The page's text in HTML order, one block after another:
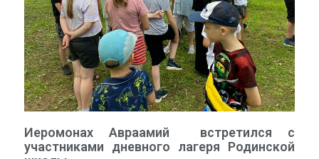
Иеромонах Авраамий встретился с
участниками дневного лагеря Родинской